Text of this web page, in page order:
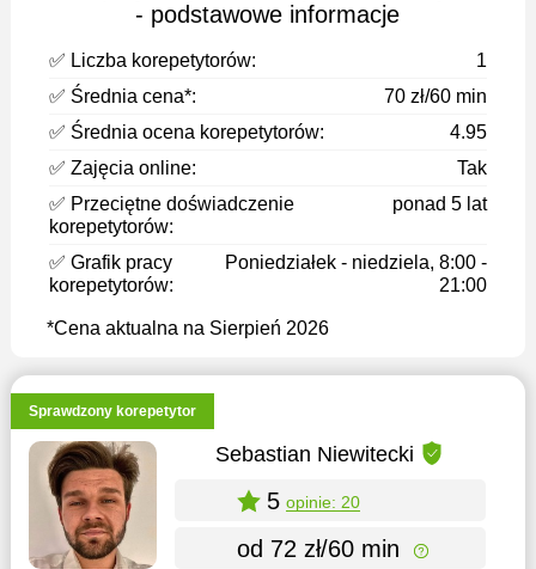
- podstawowe informacje
✅ Liczba korepetytorów:
1
✅ Średnia cena*:
70 zł/60 min
✅ Średnia ocena korepetytorów:
4.95
✅ Zajęcia online:
Tak
✅ Przeciętne doświadczenie
korepetytorów:
ponad 5 lat
✅ Grafik pracy
korepetytorów:
Poniedziałek - niedziela, 8:00 -
21:00
*Cena aktualna na Sierpień 2026
Sprawdzony korepetytor
Sebastian Niewitecki
5 opinie: 20
od 72 zł/60 min